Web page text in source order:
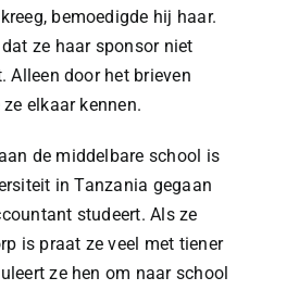
bemoedigde hij haar.
ze haar sponsor niet
Alleen door het brieven
elkaar kennen.
de middelbare school is
in Tanzania gegaan
studeert. Als ze
is praat ze veel met tiener
ze hen om naar school